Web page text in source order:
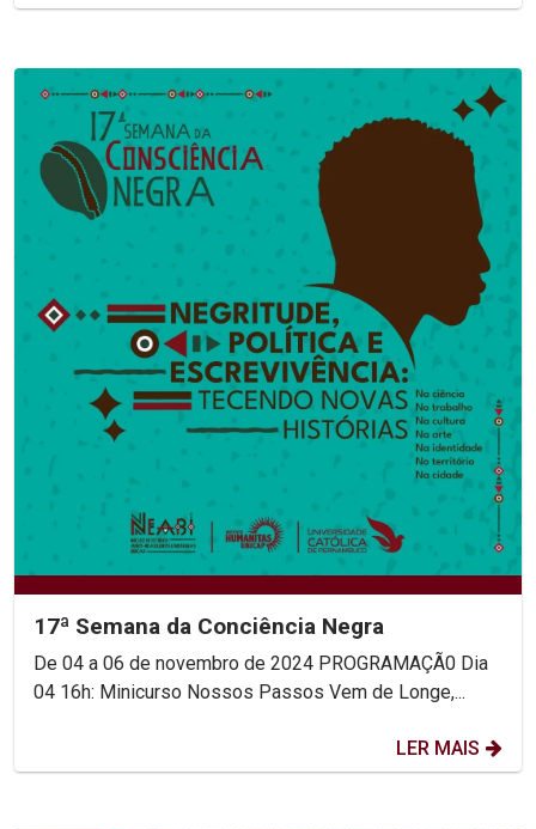
17ª Semana da Conciência Negra
De 04 a 06 de novembro de 2024 PROGRAMAÇÃ0 Dia
04 16h: Minicurso Nossos Passos Vem de Longe,...
LER MAIS